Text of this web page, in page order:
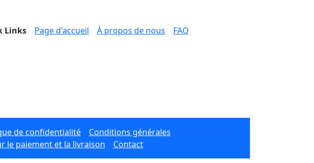
Links Page d'accueil À propos de nous FAQ
de confidentialité
Conditions générales
le paiement et la livraison
Contact